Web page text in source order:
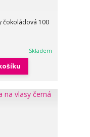
čokoládová 100
Skladem